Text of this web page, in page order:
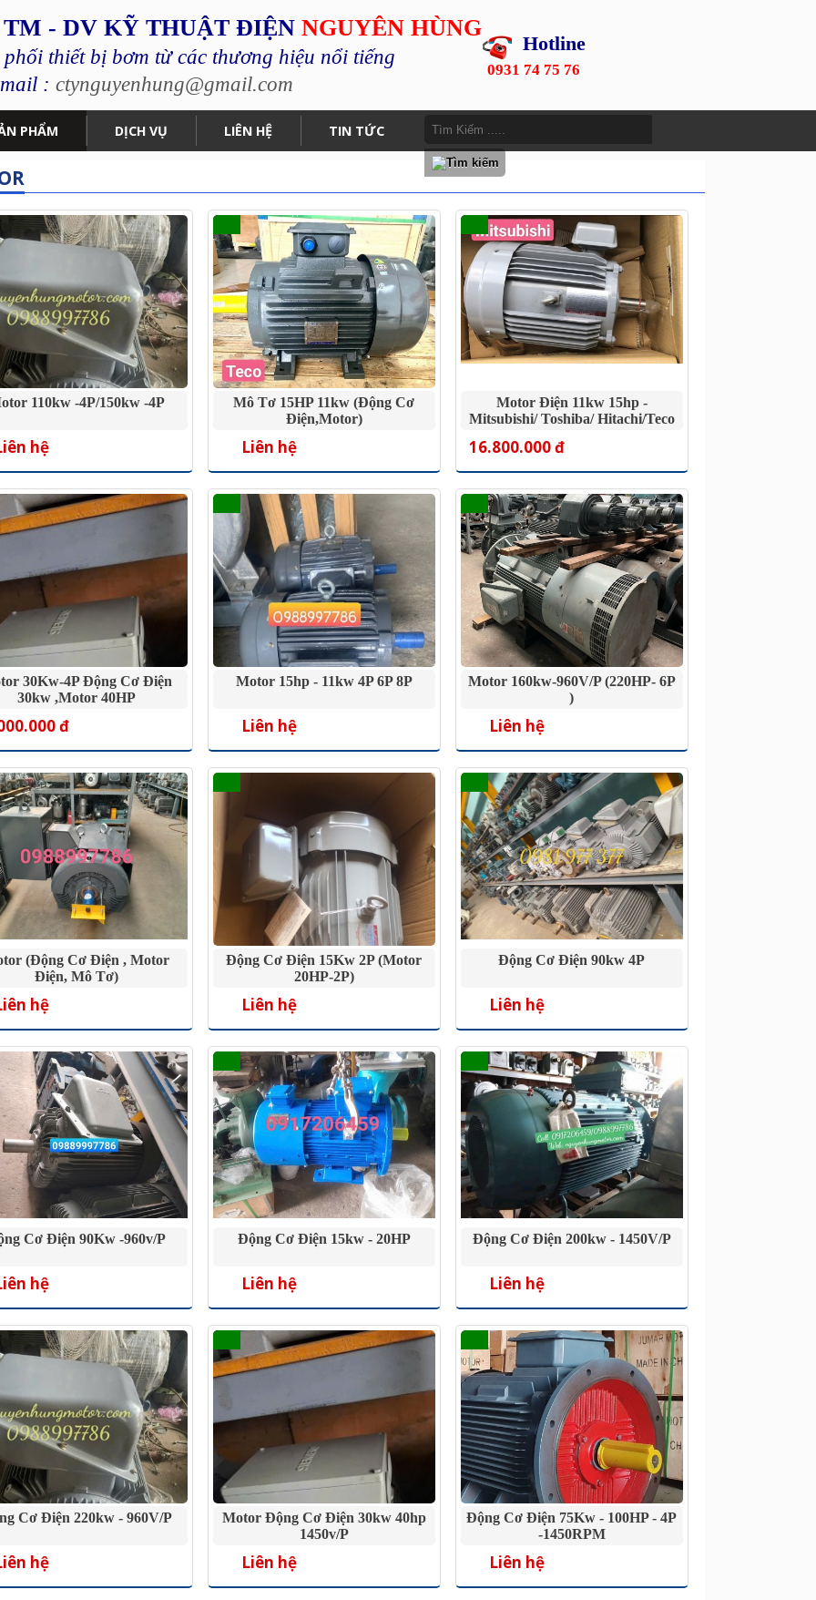
TM - DV KỸ THUẬT ĐIỆN NGUYÊN HÙNG
thiết bị bơm từ các thương hiệu nổi tiếng
: ctynguyenhung@gmail.com
Hotline
0931 74 75 76
PHẨM DỊCH VỤ LIÊN HỆ TIN TỨC
110kw -4P/150kw -4P
hệ
Mô Tơ 15HP 11kw (động Cơ
Điện,motor)
Liên hệ
Motor Điện 11kw 15hp -
Mitsubishi/ Toshiba/ Hitachi/Teco
16.800.000 đ
30Kw-4P Động Cơ Điện
30kw ,motor 40HP
đ
Motor 15hp - 11kw 4P 6P 8P
Liên hệ
Motor 160kw-960V/P (220HP- 6P
)
Liên hệ
(Động Cơ Điện , Motor
Điện, Mô Tơ)
hệ
Động Cơ Điện 15Kw 2P (motor
20HP-2P)
Liên hệ
Động Cơ Điện 90kw 4P
Liên hệ
Cơ Điện 90Kw -960v/P
hệ
Động Cơ Điện 15kw - 20HP
Liên hệ
Động Cơ Điện 200kw - 1450V/P
Liên hệ
Cơ Điện 220kw - 960V/P
hệ
Motor Động Cơ Điện 30kw 40hp
1450v/p
Liên hệ
Động Cơ Điện 75Kw - 100HP - 4P
-1450RPM
Liên hệ